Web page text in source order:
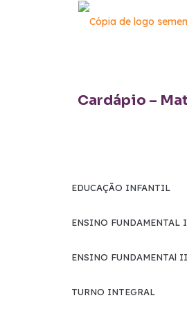
Cardápio –
EDUCAÇÃO INFANTIL
ENSINO FUNDAMENTAL I
ENSINO FUNDAMENTAl II
TURNO INTEGRAL